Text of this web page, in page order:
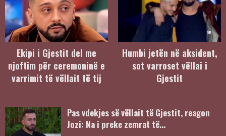
Ekipi i Gjestit del me
njoftim për ceremoninë e
varrimit të vëllait të tij
Humbi jetën në aksident,
sot varroset vëllai i
Gjestit
Pas vdekjes së vëllait të Gjestit, reagon
Jozi: Na i preke zemrat të…